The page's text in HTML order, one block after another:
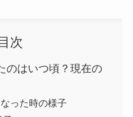
目次
のはいつ頃？現在の
った時の様子